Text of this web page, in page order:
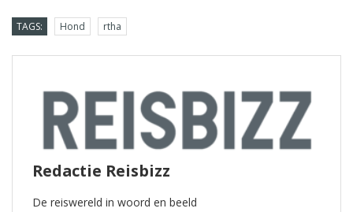
TAGS: Hond rtha
Redactie Reisbizz
De reiswereld in woord en beeld